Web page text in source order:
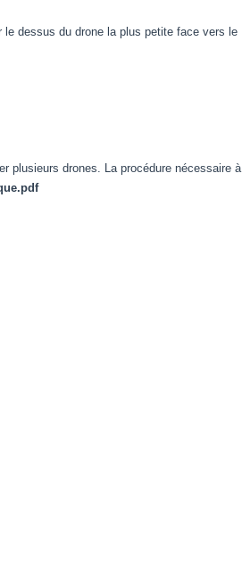
dessus du drone la plus petite face vers le
plusieurs drones. La procédure nécessaire à